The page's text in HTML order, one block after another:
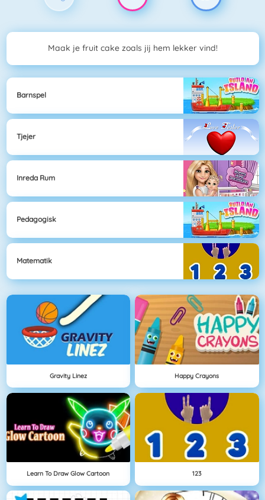
Maak je fruit cake zoals jij hem lekker vind!
Barnspel
Tjejer
Inreda Rum
Pedagogisk
Matematik
Gravity Linez Happy Crayons
Learn To Draw Glow Cartoon 123